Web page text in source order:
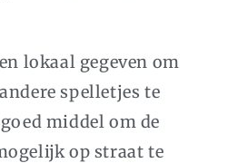
lokaal gegeven om
spelletjes te
middel om de
op straat te